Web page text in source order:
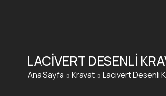
LACIVERT DESENLI
Ana Sayfa Kravat Lacivert Desenli